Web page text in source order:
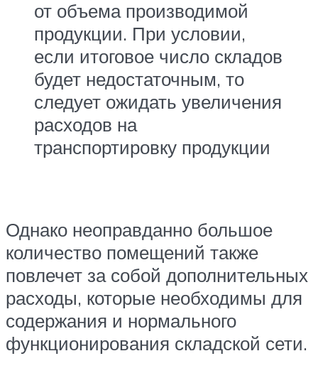
от объема производимой
продукции. При условии,
если итоговое число складов
будет недостаточным, то
следует ожидать увеличения
расходов на
транспортировку продукции
Однако неоправданно большое
количество помещений также
повлечет за собой дополнительных
расходы, которые необходимы для
содержания и нормального
функционирования складской сети.